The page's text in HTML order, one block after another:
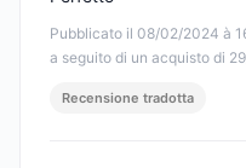
Pubblicato il 08/02/2024 à
a seguito di un acquisto di
Recensione tradotta